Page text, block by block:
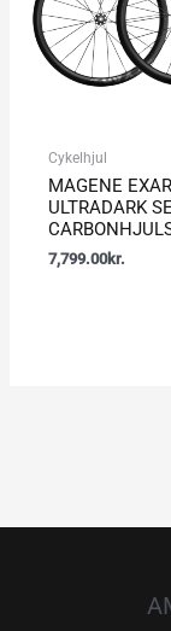
Cykelhjul
MAGENE EXAR
ULTRADARK
7,799.00kr.